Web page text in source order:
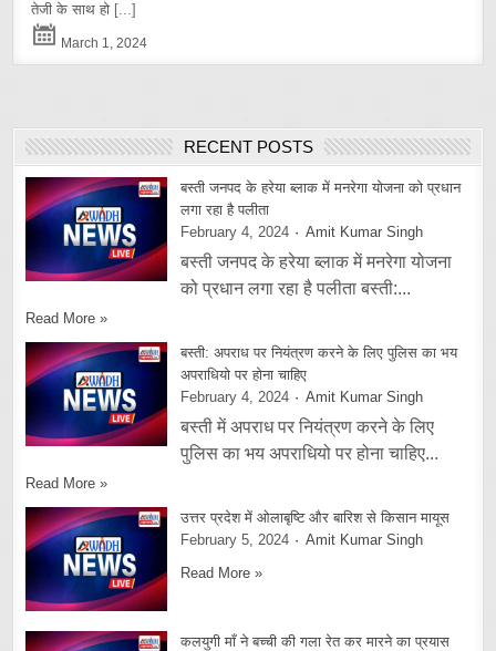
तेजी के साथ हो [...]
March 1, 2024
RECENT POSTS
बस्ती जनपद के हरेया ब्लाक में मनरेगा योजना को प्रधान
लगा रहा है पलीता
February 4, 2024
Amit Kumar Singh
बस्ती जनपद के हरेया ब्लाक में मनरेगा योजना
को प्रधान लगा रहा है पलीता बस्ती:...
Read More »
बस्ती: अपराध पर नियंत्रण करने के लिए पुलिस का भय
अपराधियो पर होना चाहिए
February 4, 2024
Amit Kumar Singh
बस्ती में अपराध पर नियंत्रण करने के लिए
पुलिस का भय अपराधियो पर होना चाहिए...
Read More »
उत्तर प्रदेश में ओलाबृष्टि और बारिश से किसान मायूस
February 5, 2024
Amit Kumar Singh
Read More »
कलयुगी माँ ने बच्ची की गला रेत कर मारने का प्रयास